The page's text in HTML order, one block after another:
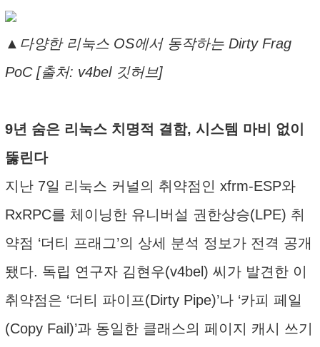
▲다양한 리눅스 OS에서 동작하는 Dirty Frag
PoC [출처: v4bel 깃허브]
9년 숨은 리눅스 치명적 결함, 시스템 마비 없이
뚫린다
지난 7일 리눅스 커널의 취약점인 xfrm-ESP와
RxRPC를 체이닝한 유니버설 권한상승(LPE) 취
약점 ‘더티 프래그’의 상세 분석 정보가 전격 공개
됐다. 독립 연구자 김현우(v4bel) 씨가 발견한 이
취약점은 ‘더티 파이프(Dirty Pipe)’나 ‘카피 페일
(Copy Fail)’과 동일한 클래스의 페이지 캐시 쓰기